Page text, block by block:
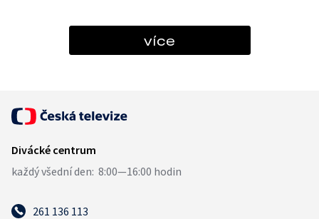
více
261 136 113